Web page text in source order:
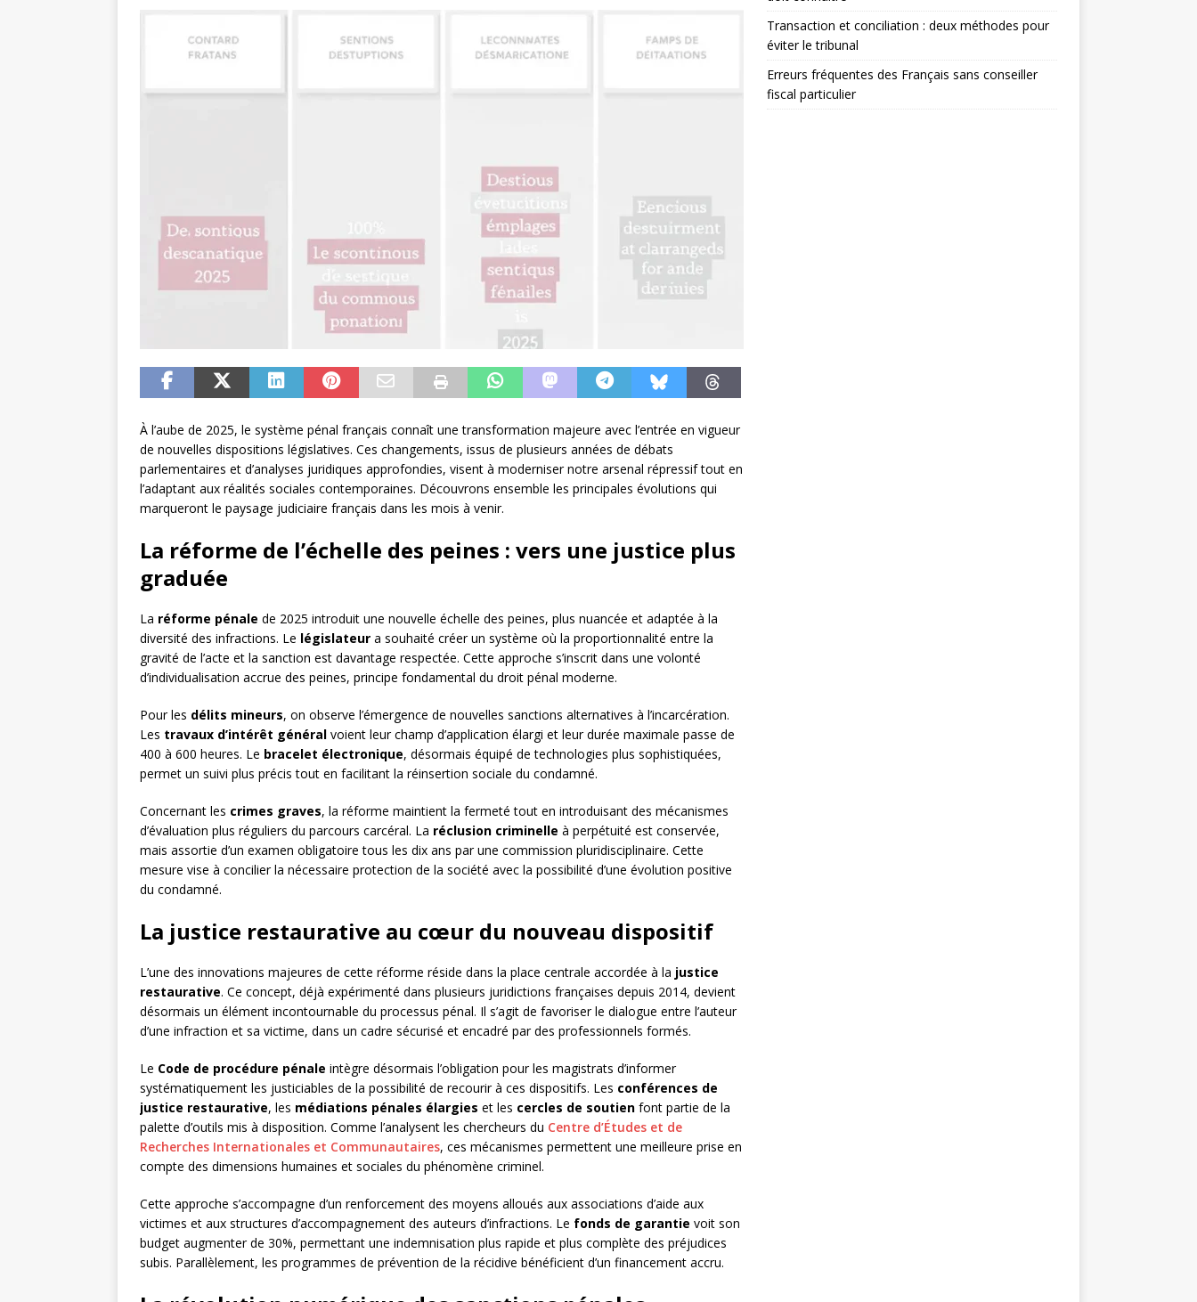
À l’aube de 2025, le système pénal français connaît une transformation majeure avec l’entrée en vigueur
de nouvelles dispositions législatives. Ces changements, issus de plusieurs années de débats
parlementaires et d’analyses juridiques approfondies, visent à moderniser notre arsenal répressif tout en
l’adaptant aux réalités sociales contemporaines. Découvrons ensemble les principales évolutions qui
marqueront le paysage judiciaire français dans les mois à venir.
La réforme de l’échelle des peines : vers une justice plus
graduée
La réforme pénale de 2025 introduit une nouvelle échelle des peines, plus nuancée et adaptée à la
diversité des infractions. Le législateur a souhaité créer un système où la proportionnalité entre la
gravité de l’acte et la sanction est davantage respectée. Cette approche s’inscrit dans une volonté
d’individualisation accrue des peines, principe fondamental du droit pénal moderne.
Pour les délits mineurs, on observe l’émergence de nouvelles sanctions alternatives à l’incarcération.
Les travaux d’intérêt général voient leur champ d’application élargi et leur durée maximale passe de
400 à 600 heures. Le bracelet électronique, désormais équipé de technologies plus sophistiquées,
permet un suivi plus précis tout en facilitant la réinsertion sociale du condamné.
Concernant les crimes graves, la réforme maintient la fermeté tout en introduisant des mécanismes
d’évaluation plus réguliers du parcours carcéral. La réclusion criminelle à perpétuité est conservée,
mais assortie d’un examen obligatoire tous les dix ans par une commission pluridisciplinaire. Cette
mesure vise à concilier la nécessaire protection de la société avec la possibilité d’une évolution positive
du condamné.
La justice restaurative au cœur du nouveau dispositif
L’une des innovations majeures de cette réforme réside dans la place centrale accordée à la justice
restaurative. Ce concept, déjà expérimenté dans plusieurs juridictions françaises depuis 2014, devient
désormais un élément incontournable du processus pénal. Il s’agit de favoriser le dialogue entre l’auteur
d’une infraction et sa victime, dans un cadre sécurisé et encadré par des professionnels formés.
Le Code de procédure pénale intègre désormais l’obligation pour les magistrats d’informer
systématiquement les justiciables de la possibilité de recourir à ces dispositifs. Les conférences de
justice restaurative, les médiations pénales élargies et les cercles de soutien font partie de la
palette d’outils mis à disposition. Comme l’analysent les chercheurs du Centre d’Études et de
Recherches Internationales et Communautaires, ces mécanismes permettent une meilleure prise en
compte des dimensions humaines et sociales du phénomène criminel.
Cette approche s’accompagne d’un renforcement des moyens alloués aux associations d’aide aux
victimes et aux structures d’accompagnement des auteurs d’infractions. Le fonds de garantie voit son
budget augmenter de 30%, permettant une indemnisation plus rapide et plus complète des préjudices
subis. Parallèlement, les programmes de prévention de la récidive bénéficient d’un financement accru.
Transaction et conciliation : deux méthodes pour
éviter le tribunal
Erreurs fréquentes des Français sans conseiller
fiscal particulier